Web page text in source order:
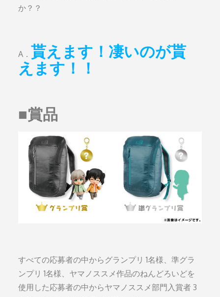
か？？
A． 貰えます！凄いのが貰
えます！！
■賞品
すべての応募者の中からグランプリ 1名様、準グラ
ンプリ 1名様、ヤマノススメ作品のねんどろいどを
使用した応募者の中からヤマノススメ部門入賞者 3